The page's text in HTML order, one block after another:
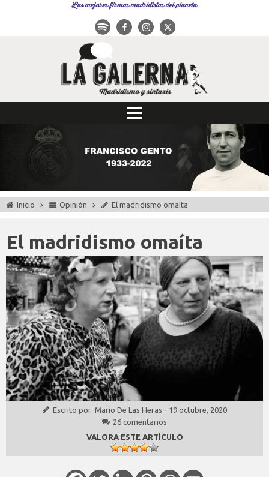
Las mejores firmas madridistas del planeta
Inicio Opinión El madridismo omaíta
El madridismo omaíta
Escrito por: Mario De Las Heras - 19 octubre, 2020
26 comentarios
VALORA ESTE ARTÍCULO